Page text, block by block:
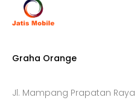
Graha Orange
Jl. Mampang Prapatan Raya